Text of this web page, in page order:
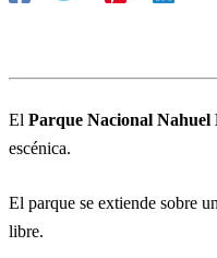
El Parque Nacional Nahuel
escénica.
El parque se extiende sobre
libre.